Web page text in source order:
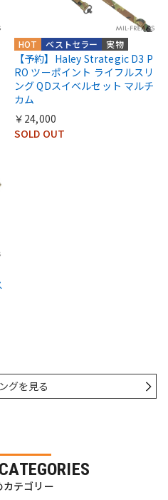
実物
ベストセラー
HOT
【予約】Haley Strategic D3 P
RO ツーポイント ライフルスリ
ング QDスイベルセット マルチ
カム
￥24,000
SOLD OUT
グを見る
カテゴリー